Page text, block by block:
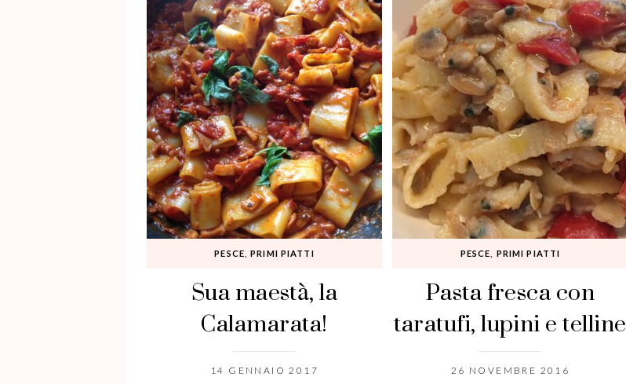
PESCE ,PRIMI PIATTI
Sua maestà, la
Calamarata!
14 GENNAIO 2017
PESCE PRIMI PIATTI
Pasta fresca con
taratufi, lupini e telline
26 NOVEMBRE 2016